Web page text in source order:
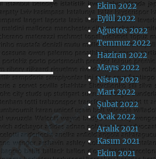
Ekim 2022
Eylül 2022
Ağustos 2022
Temmuz 2022
Haziran 2022
Mayıs 2022
Nisan 2022
Mart 2022
Şubat 2022
Ocak 2022
Aralık 2021
Kasım 2021
Ekim 2021